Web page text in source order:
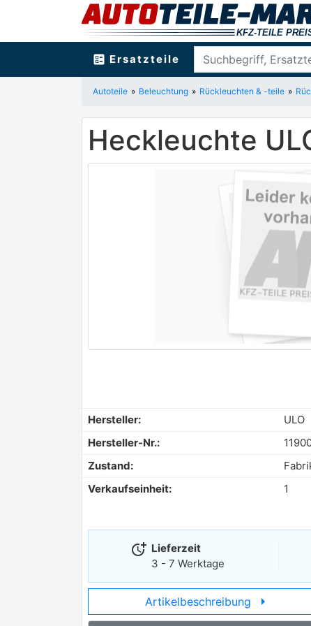
ballot Ersatzteile
Autoteile Beleuchtung Rückleuchten & -teile
Heckleuchte
Hersteller:
ULO
Hersteller-Nr.:
Zustand:
Verkaufseinheit:
1
more_time Lieferzeit
3 - 7 Werktage
Artikelbeschreibung arrow_right